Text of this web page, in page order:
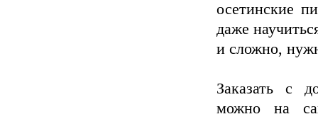
осетинские
даже
и сложно,
Заказать с
можно на